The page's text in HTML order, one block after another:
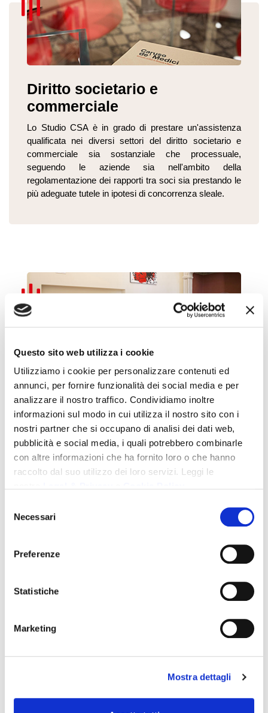
Questo sito web utilizza i cookie
Utilizziamo i cookie per personalizzare contenuti ed
annunci, per fornire funzionalità dei social media e per
analizzare il nostro traffico. Condividiamo inoltre
informazioni sul modo in cui utilizza il nostro sito con i
nostri partner che si occupano di analisi dei dati web,
pubblicità e social media, i quali potrebbero combinarle
con altre informazioni che ha fornito loro o che hanno
raccolto dal suo utilizzo dei loro servizi. Leggi le
delNecessari
Preferenze
Statistiche
Marketing
Mostra dettagli
Diritto societario e
commerciale
Lo Studio CSA è in grado di prestare un'assistenza
qualificata nei diversi settori del diritto societario e
commerciale sia sostanziale che processuale,
seguendo le aziende sia nell'ambito della
regolamentazione dei rapporti tra soci sia prestando le
più adeguate tutele in ipotesi di concorrenza sleale.
Diritto Fallimentare e
ristrutturazioni
del Debito
Lo Studio CSA eroga assistenza nell'ambito del diritto
fallimentare e nella composizione della crisi d'impresa
con procedimenti di ristrutturazione del debito sia di
anche come legali di importanti curatele fallimentari.